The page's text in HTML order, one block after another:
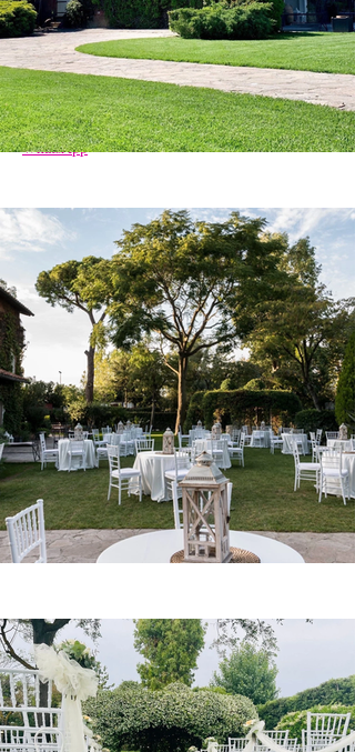
На локации имеется свой ресторан и свой
персонал. А также есть готовые
флористические решения для декора
свадебного ужина и зоны церемонии.
По вопросам свободной даты и
бронирования локации - напишите нам на
WhatsApp